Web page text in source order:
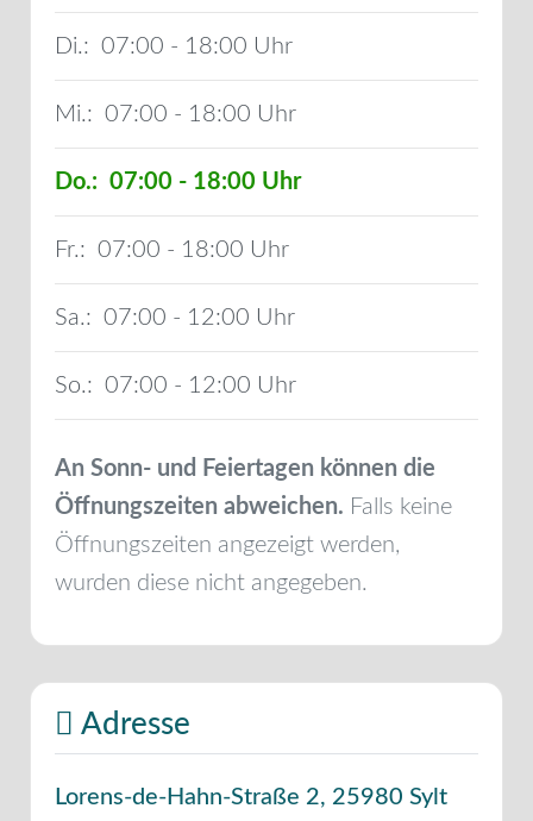
Di.: 07:00 - 18:00
Mi.: 07:00 - 18:00
Do.: 07:00 - 18:00
Fr.: 07:00 - 18:00
Sa.: 07:00 - 12:00
So.: 07:00 - 12:00
An Sonn- und Feiertagen können die
Öffnungszeiten abweichen. Falls keine
Öffnungszeiten angezeigt werden,
wurden diese nicht angegeben.
Adresse
Lorens-de-Hahn-Straße 2, 25980 Sylt